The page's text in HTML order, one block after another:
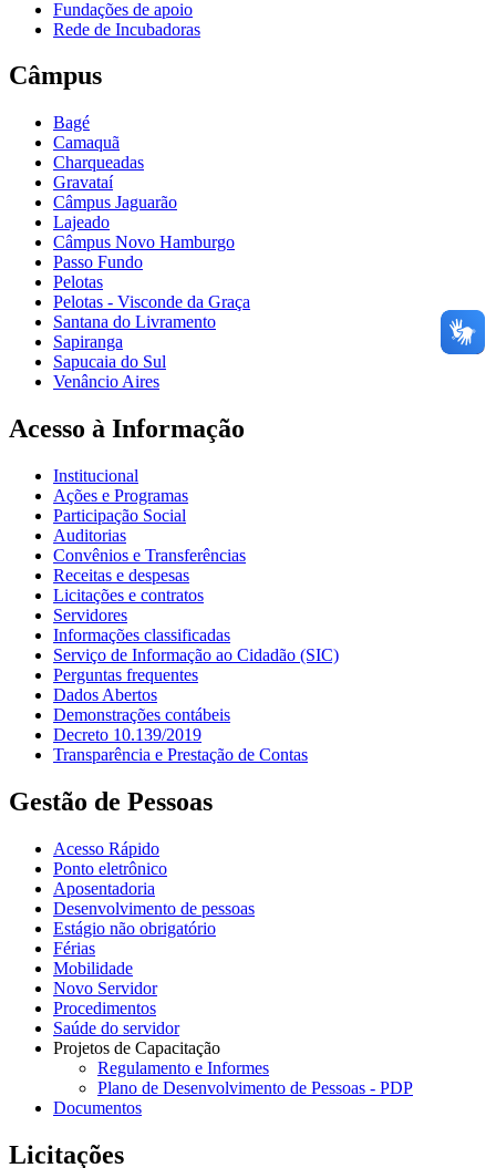
Fundações de apoio
Rede de Incubadoras
Câmpus
Bagé
Camaquã
Charqueadas
Gravataí
Câmpus Jaguarão
Lajeado
Câmpus Novo Hamburgo
Passo Fundo
Pelotas
Pelotas - Visconde da Graça
Santana do Livramento
Sapiranga
Sapucaia do Sul
Venâncio Aires
Acesso à Informação
Institucional
Ações e Programas
Participação Social
Auditorias
Convênios e Transferências
Receitas e despesas
Licitações e contratos
Servidores
Informações classificadas
Serviço de Informação ao Cidadão (SIC)
Perguntas frequentes
Dados Abertos
Demonstrações contábeis
Decreto 10.139/2019
Transparência e Prestação de Contas
Gestão de Pessoas
Acesso Rápido
Ponto eletrônico
Aposentadoria
Desenvolvimento de pessoas
Estágio não obrigatório
Férias
Mobilidade
Novo Servidor
Procedimentos
Saúde do servidor
Projetos de Capacitação
Regulamento e Informes
Plano de Desenvolvimento de Pessoas - PDP
Documentos
Licitações